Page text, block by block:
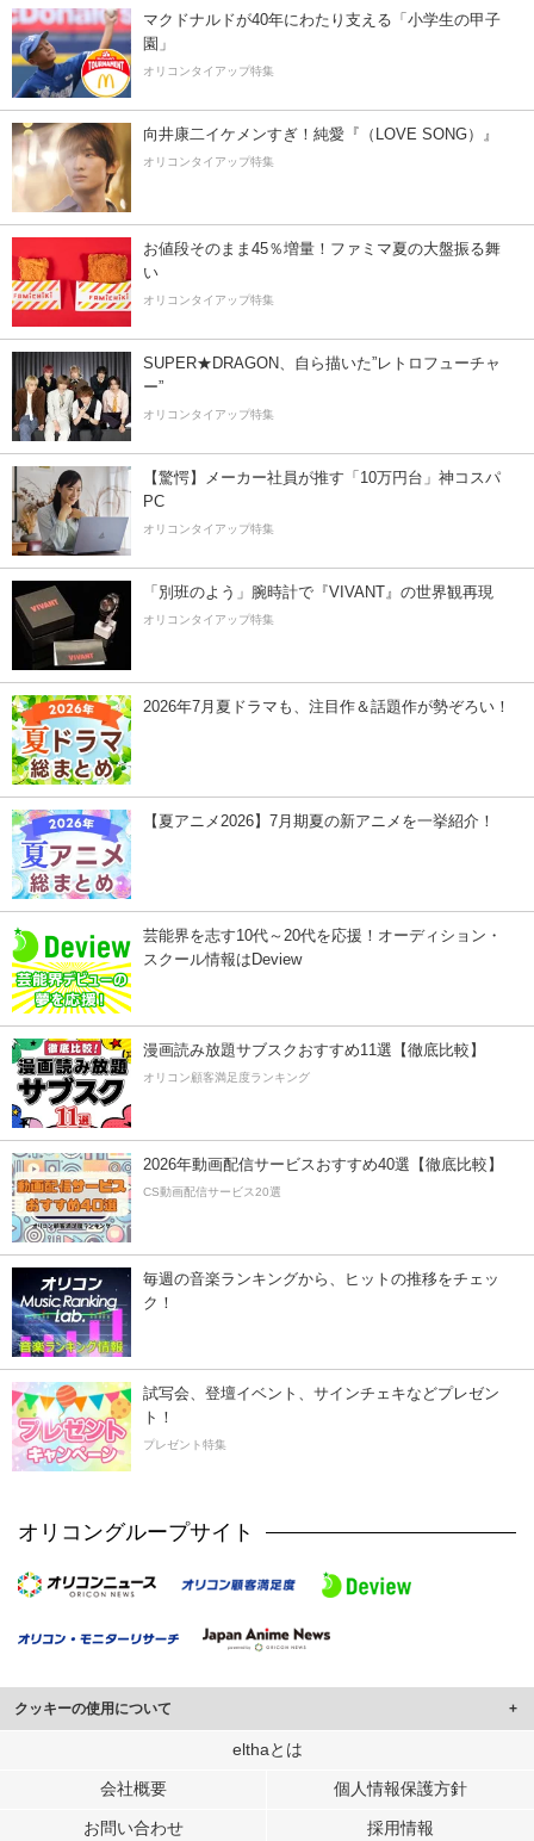
マクドナルドが40年にわたり支える「小学生の甲子
園」
オリコンタイアップ特集
向井康二イケメンすぎ！純愛『（LOVE SONG）』
オリコンタイアップ特集
お値段そのまま45％増量！ファミマ夏の大盤振る舞
い
オリコンタイアップ特集
SUPER★DRAGON、自ら描いた”レトロフューチャ
ー”
オリコンタイアップ特集
【驚愕】メーカー社員が推す「10万円台」神コスパ
PC
オリコンタイアップ特集
「別班のよう」腕時計で『VIVANT』の世界観再現
オリコンタイアップ特集
2026年7月夏ドラマも、注目作＆話題作が勢ぞろい！
【夏アニメ2026】7月期夏の新アニメを一挙紹介！
芸能界を志す10代～20代を応援！オーディション・
スクール情報はDeview
漫画読み放題サブスクおすすめ11選【徹底比較】
オリコン顧客満足度ランキング
2026年動画配信サービスおすすめ40選【徹底比較】
CS動画配信サービス20選
毎週の音楽ランキングから、ヒットの推移をチェッ
ク！
試写会、登壇イベント、サインチェキなどプレゼン
ト！
プレゼント特集
オリコングループサイト
クッキーの使用について
このサイトでは Cookie を使用して、ユーザーに合わせたコンテンツや広告の
行っています。
メディアや広告配信、データ解析の各パートナーに提供しています。
elthaとは
会社概要 個人情報保護方針
お問い合わせ 採用情報